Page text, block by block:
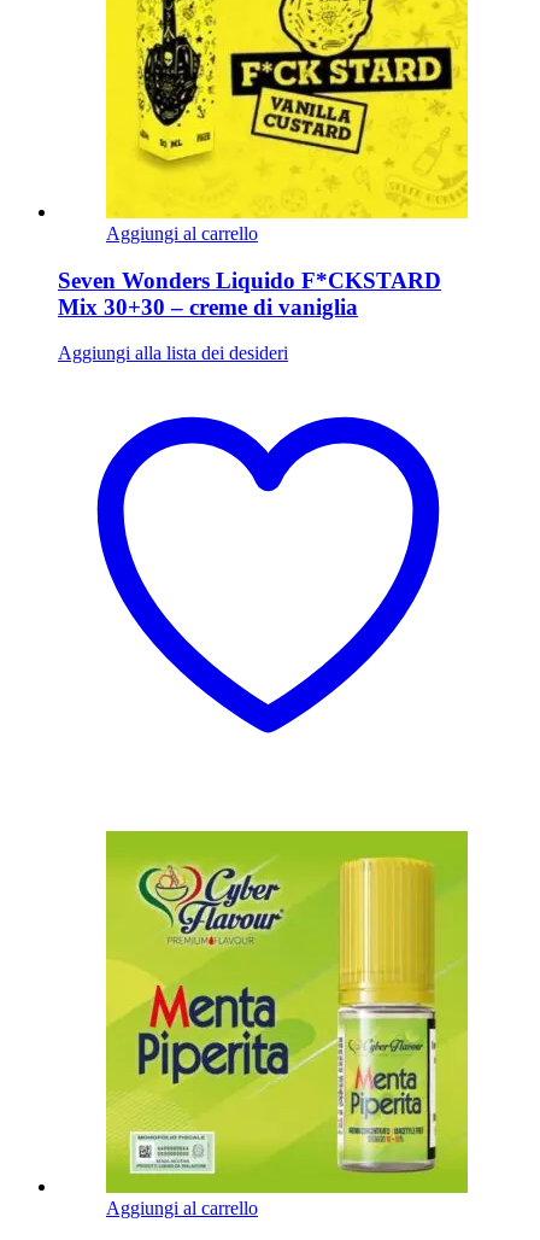
Aggiungi al carrello
Seven Wonders Liquido F*CKSTARD
Mix 30+30 – creme di vaniglia
Aggiungi alla lista dei desideri
Aggiungi al carrello